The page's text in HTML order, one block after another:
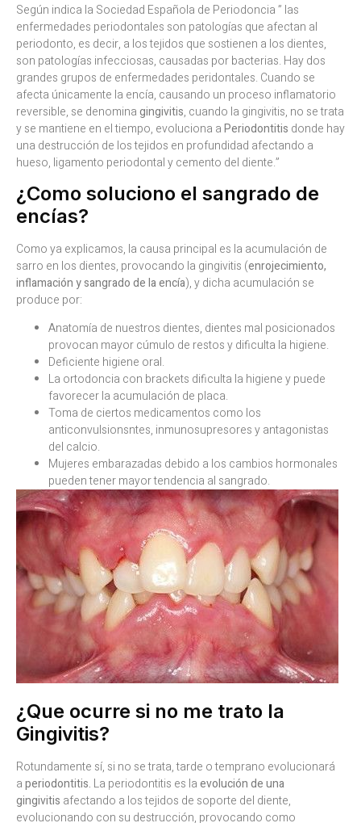
Según indica la Sociedad Española de Periodoncia ” las
enfermedades periodontales son patologías que afectan al
periodonto, es decir, a los tejidos que sostienen a los dientes,
son patologías infecciosas, causadas por bacterias. Hay dos
grandes grupos de enfermedades peridontales. Cuando se
afecta únicamente la encía, causando un proceso inflamatorio
reversible, se denominagingivitis, cuando la gingivitis, no se trata
y se mantiene en el tiempo, evoluciona aPeriodontitis donde hay
una destrucción de los tejidos en profundidad afectando a
hueso, ligamento periodontal y cemento del diente.”
¿Como soluciono el sangrado de
encías?
Como ya explicamos, la causa principal es la acumulación de
sarro en los dientes, provocando la gingivitis (enrojecimiento,
inflamación y sangrado de la encía), y dicha acumulación se
produce por:
Anatomía de nuestros dientes, dientes mal posicionados
provocan mayor cúmulo de restos y dificulta la higiene.
Deficiente higiene oral.
La ortodoncia con brackets dificulta la higiene y puede
favorecer la acumulación de placa.
Toma de ciertos medicamentos como los
anticonvulsionsntes, inmunosupresores y antagonistas
del calcio.
Mujeres embarazadas debido a los cambios hormonales
pueden tener mayor tendencia al sangrado.
¿Que ocurre si no me trato la
Gingivitis?
Rotundamente sí, si no se trata, tarde o temprano evolucionará
aperiodontitis. La periodontitis es laevolución de una
gingivitis afectando a los tejidos de soporte del diente,
evolucionando con su destrucción, provocando como